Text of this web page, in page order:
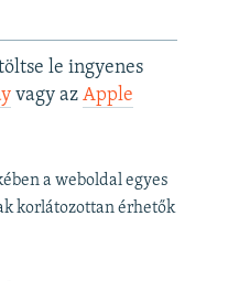
le ingyenes
vagy az Apple
a weboldal egyes
korlátozottan érhetők